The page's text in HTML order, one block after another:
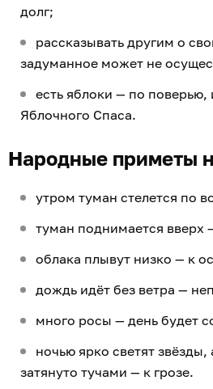
долг;
рассказывать другим о
задуманное может не
есть яблоки — по поверью,
Яблочного Спаса.
Народные приметы
утром туман стелется по
туман поднимается вверх
облака плывут низко — к
дождь идёт без ветра —
много росы — день будет
ночью ярко светят
затянуто тучами — к грозе.